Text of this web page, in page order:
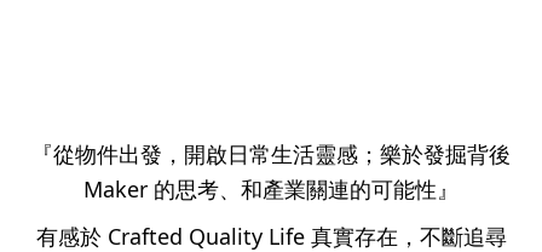
『從物件出發，開啟日常生活靈感；樂於發掘背後
Maker 的思考、和產業關連的可能性』
有感於 Crafted Quality Life 真實存在，不斷追尋